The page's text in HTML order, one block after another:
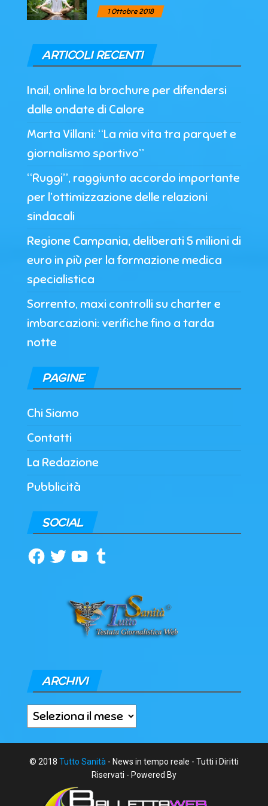
1 Ottobre 2018
ARTICOLI RECENTI
Inail, online la brochure per difendersi
dalle ondate di Calore
Marta Villani: “La mia vita tra parquet e
giornalismo sportivo”
“Ruggi”, raggiunto accordo importante
per l’ottimizzazione delle relazioni
sindacali
Regione Campania, deliberati 5 milioni di
euro in più per la formazione medica
specialistica
Sorrento, maxi controlli su charter e
imbarcazioni: verifiche fino a tarda
notte
PAGINE
Chi Siamo
Contatti
La Redazione
Pubblicità
SOCIAL
Facebook
TwitterYouTubeTumblr
ARCHIVI
Archivi
© 2018 Tutto Sanità - News in tempo reale - Tutti i Diritti
Riservati - Powered By